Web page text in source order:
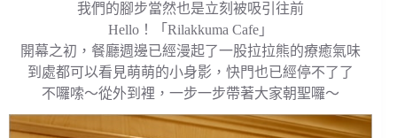
我們的腳步當然也是立刻被吸引往前
Hello！「Rilakkuma Cafe」
開幕之初，餐廳週邊已經漫起了一股拉拉熊的療癒氣味
到處都可以看見萌萌的小身影，快門也已經停不了了
不囉嗦～從外到裡，一步一步帶著大家朝聖囉～